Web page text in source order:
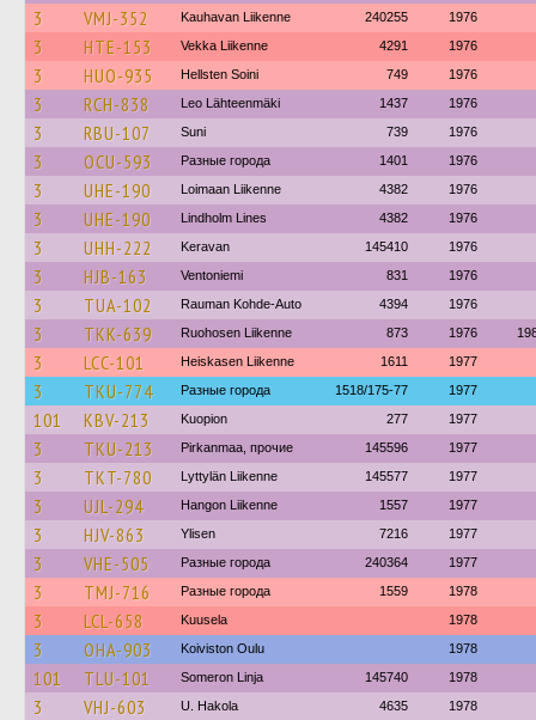
3
VMJ-352 Kauhavan Liikenne 240255 1976
3 HTE-153 Vekka Liikenne 4291 1976
3 HUO-935 Hellsten Soini 749 1976
3 RCH-838 Leo Lähteenmäki 1437 1976
3 RBU-107 Suni 739 1976
3 OCU-593 Разные города 1401 1976
3 UHE-190 Loimaan Liikenne 4382 1976
3 UHE-190 Lindholm Lines 4382 1976
3 UHH-222 Keravan 145410 1976
3 HJB-163 Ventoniemi 831 1976
3 TUA-102 Rauman Kohde-Auto 4394 1976
3 TKK-639 Ruohosen Liikenne 873 1976
3 LCC-101 Heiskasen Liikenne 1611 1977
3 TKU-774 Разные города 1518/175-77 1977
101 KBV-213 Kuopion 277 1977
3 TKU-213 Pirkanmaa, прочие 145596 1977
3 TKT-780 Lyttylän Liikenne 145577 1977
3 UJL-294 Hangon Liikenne 1557 1977
3 HJV-863 Ylisen 7216 1977
3 VHE-505 Разные города 240364 1977
3 TMJ-716 Разные города 1559 1978
3 LCL-658 Kuusela 1978
3 OHA-903 Koiviston Oulu 1978
101 TLU-101 Someron Linja 145740 1978
3 VHJ-603 U. Hakola 4635 1978